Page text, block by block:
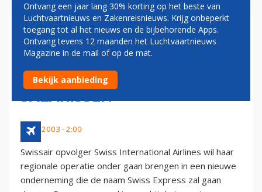
SWISS VERANDERT
OPERATIONELE REGIONALE
STRUCTUUR EN SNIJDT IN
SALARISSEN
3 mei 2003 - 2:00
Swissair opvolger Swiss International Airlines wil haar
regionale operatie onder gaan brengen in een nieuwe
onderneming die de naam Swiss Express zal gaan
Ontvang een jaar lang 30% korting op het beste van
Luchtvaartnieuws en Zakenreisnieuws. Krijg onbeperkt
toegang tot al het nieuws en de bijbehorende Apps.
Ontvang tevens 12 maanden het Luchtvaartnieuws
Magazine in de mail of op de mat.
Bekijk aanbieding